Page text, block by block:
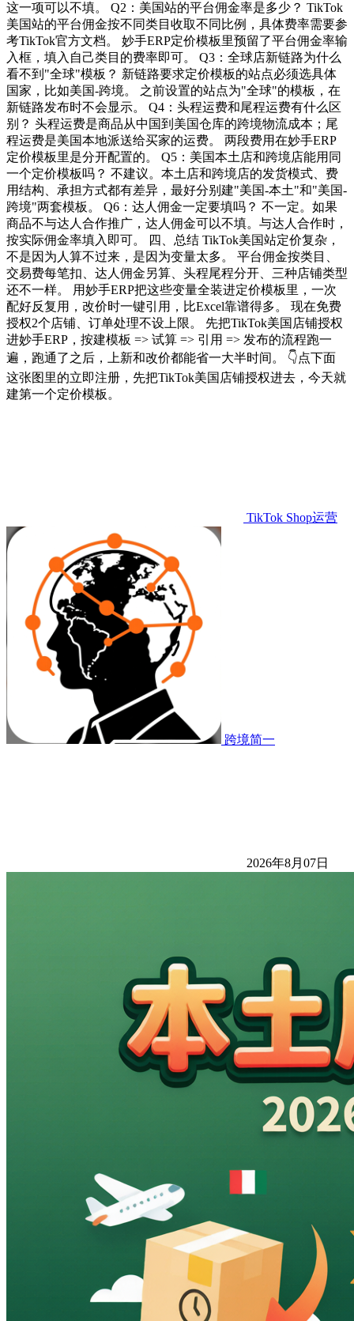
这一项可以不填。 Q2：美国站的平台佣金率是多少？ TikTok
美国站的平台佣金按不同类目收取不同比例，具体费率需要参
考TikTok官方文档。 妙手ERP定价模板里预留了平台佣金率输
入框，填入自己类目的费率即可。 Q3：全球店新链路为什么
看不到"全球"模板？ 新链路要求定价模板的站点必须选具体
国家，比如美国-跨境。 之前设置的站点为"全球"的模板，在
新链路发布时不会显示。 Q4：头程运费和尾程运费有什么区
别？ 头程运费是商品从中国到美国仓库的跨境物流成本；尾
程运费是美国本地派送给买家的运费。 两段费用在妙手ERP
定价模板里是分开配置的。 Q5：美国本土店和跨境店能用同
一个定价模板吗？ 不建议。本土店和跨境店的发货模式、费
用结构、承担方式都有差异，最好分别建"美国-本土"和"美国-
跨境"两套模板。 Q6：达人佣金一定要填吗？ 不一定。如果
商品不与达人合作推广，达人佣金可以不填。与达人合作时，
按实际佣金率填入即可。 四、总结 TikTok美国站定价复杂，
不是因为人算不过来，是因为变量太多。 平台佣金按类目、
交易费每笔扣、达人佣金另算、头程尾程分开、三种店铺类型
还不一样。 用妙手ERP把这些变量全装进定价模板里，一次
配好反复用，改价时一键引用，比Excel靠谱得多。 现在免费
授权2个店铺、订单处理不设上限。 先把TikTok美国店铺授权
进妙手ERP，按建模板 => 试算 => 引用 => 发布的流程跑一
遍，跑通了之后，上新和改价都能省一大半时间。 👇点下面
这张图里的立即注册，先把TikTok美国店铺授权进去，今天就
建第一个定价模板。
TikTok Shop运营
跨境简一
2026年8月07日